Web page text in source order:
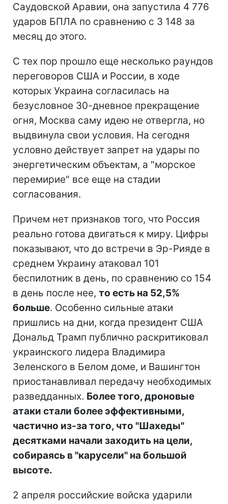
Саудовской Аравии, она запустила 4 776
ударов БПЛА по сравнению с 3 148 за
месяц до этого.
С тех пор прошло еще несколько раундов
переговоров США и России, в ходе
которых Украина согласилась на
безусловное 30-дневное прекращение
огня, Москва саму идею не отвергла, но
выдвинула свои условия. На сегодня
условно действует запрет на удары по
энергетическим объектам, а "морское
перемирие" все еще на стадии
согласования.
Причем нет признаков того, что Россия
реально готова двигаться к миру. Цифры
показывают, что до встречи в Эр-Рияде в
среднем Украину атаковал 101
беспилотник в день, по сравнению со 154
в день после нее, то есть на 52,5%
больше. Особенно сильные атаки
пришлись на дни, когда президент США
Дональд Трамп публично раскритиковал
украинского лидера Владимира
Зеленского в Белом доме, и Вашингтон
приостанавливал передачу необходимых
разведданных. Более того, дроновые
атаки стали более эффективными,
частично из-за того, что "Шахеды"
десятками начали заходить на цели,
собираясь в "карусели" на большой
высоте.
2 апреля российские войска ударили